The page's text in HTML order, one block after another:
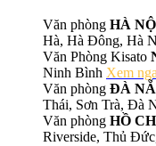
Văn phòng HÀ
Hà, Hà Đông, Hà
Văn Phòng Kisato
Ninh Bình Xem
Văn phòng ĐÀ
Thái, Sơn Trà, Đà
Văn phòng HỒ
Riverside, Thủ